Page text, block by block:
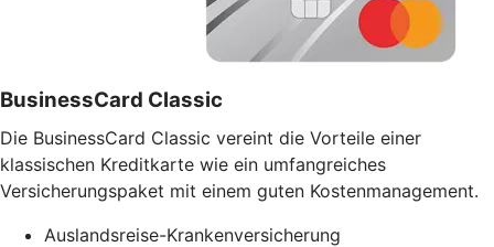
BusinessCard Classic
Die BusinessCard Classic vereint die Vorteile einer
klassischen Kreditkarte wie ein umfangreiches
Versicherungspaket mit einem guten Kostenmanagement.
Auslandsreise-Krankenversicherung